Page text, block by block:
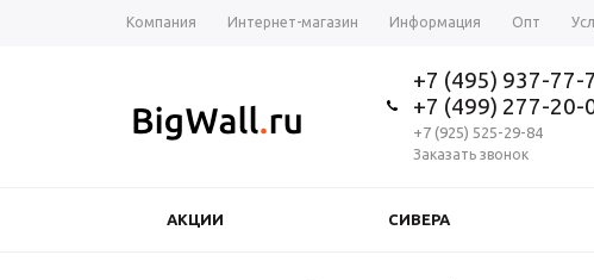
Компания Интернет-магазин Информация Опт
+7 (495) 937-77-
+7 (499) 277-20-
+7 (925) 525-29-84
Заказать звонок
АКЦИИ СИВЕРА